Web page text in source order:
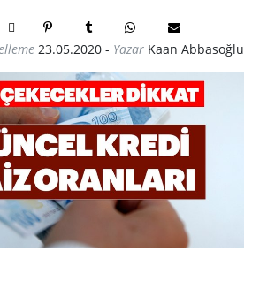
23.05.2020 - Yazar Kaan Abbasoğlu